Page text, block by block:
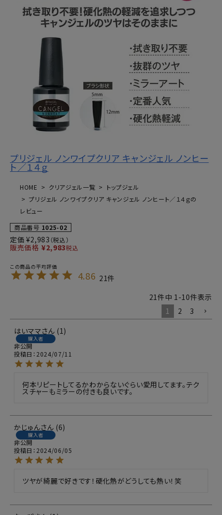
プリジェル ノンワイプクリア キャンジェル ノンヒー
ト／１４ｇ
HOME クリアジェル一覧
トップジェル
プリジェル ノンワイプクリア キャンジェル ノンヒート／１４ｇの
レビュー
商品番号 1025-02
定価 ¥2,983
販売価格 ¥2,983税込
4.86 21
21件中 1-10件表示
1
2
3
はいママ
1
購入者
非公開
投稿日
2024/07/11
何本リピートしてるかわからないぐらい愛用してます。テク
スチャーもミラーの付きも良いです。
かじゅん 6
購入者
非公開
投稿日
2024/06/05
ツヤが綺麗で好きです！硬化熱がどうしても熱い！笑